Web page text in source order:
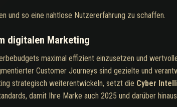
und so eine nahtlose Nutzererfahrung zu schaffen.
digitalen Marketing
maximal effizient einzusetzen und
Customer Journeys sind gezielte und
strategisch weiterentwickeln, setzt die Cyber
damit Ihre Marke auch 2025 und darüber